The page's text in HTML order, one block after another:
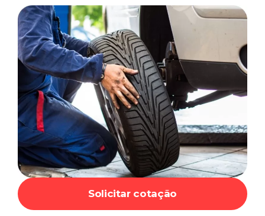
Solicitar cotação